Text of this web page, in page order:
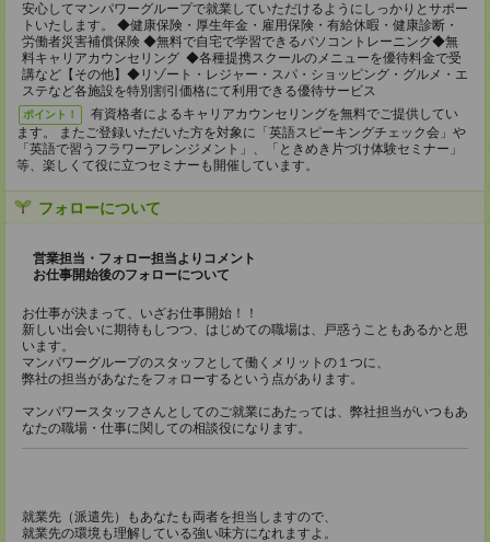
安心してマンパワーグループで就業していただけるようにしっかりとサポー
トいたします。 ◆健康保険・厚生年金・雇用保険・有給休暇・健康診断・
労働者災害補償保険 ◆無料で自宅で学習できるパソコントレーニング◆無
料キャリアカウンセリング ◆各種提携スクールのメニューを優待料金で受
講など【その他】◆リゾート・レジャー・スパ・ショッピング・グルメ・エ
ステなど各施設を特別割引価格にて利用できる優待サービス
ポイント！
有資格者によるキャリアカウンセリングを無料でご提供してい
ます。 またご登録いただいた方を対象に「英語スピーキングチェック会」や
「英語で習うフラワーアレンジメント」、「ときめき片づけ体験セミナー」
等、楽しくて役に立つセミナーも開催しています。
フォローについて
営業担当・フォロー担当よりコメント
お仕事開始後のフォローについて
お仕事が決まって、いざお仕事開始！！
新しい出会いに期待もしつつ、はじめての職場は、戸惑うこともあるかと思
います。
マンパワーグループのスタッフとして働くメリットの１つに、
弊社の担当があなたをフォローするという点があります。
マンパワースタッフさんとしてのご就業にあたっては、弊社担当がいつもあ
なたの職場・仕事に関しての相談役になります。
就業先（派遣先）もあなたも両者を担当しますので、
就業先の環境も理解している強い味方になれますよ。